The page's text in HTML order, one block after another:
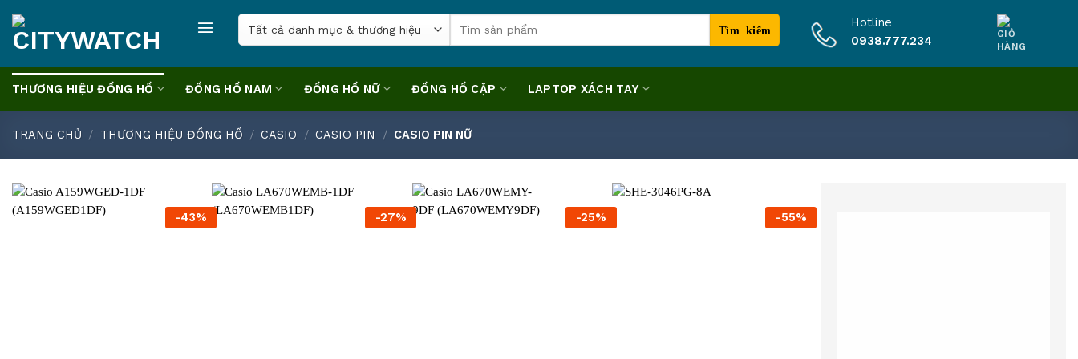
content
Tìm
kiếm:
Hotline
0938.777.234
THƯƠNG HIỆU ĐỒNG HỒ ĐỒNG HỒ NAM ĐỒNG HỒ NỮ ĐỒNG HỒ CẶP LAPTOP XÁCH TAY
TRANG CHỦ / THƯƠNG HIỆU ĐỒNG HỒ / CASIO / CASIO PIN / CASIO PIN NỮ
-43% -27% -25% -55%